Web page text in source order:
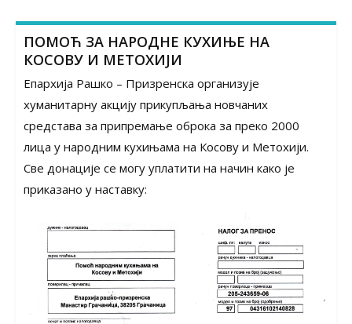
ПОМОЋ ЗА НАРОДНЕ КУХИЊЕ НА
КОСОВУ И МЕТОХИЈИ
Епархија Рашко – Призренска организује
хуманитарну акцију прикупљања новчаних
средстава за припремање оброка за преко 2000
лица у народним кухињама на Косову и Метохији.
Све донације се могу уплатити на начин како је
приказано у наставку: